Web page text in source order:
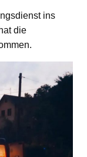
ins
die